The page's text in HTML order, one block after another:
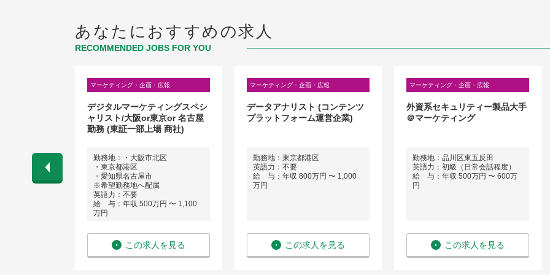
あなたにおすすめの求人
RECOMMENDED JOBS FOR YOU
マーケティング・企画・広報
デジタルマーケティングスペシ
ャリスト/大阪or東京or 名古屋
勤務 (東証一部上場 商社)
勤務地：・大阪市北区
・東京都港区
・愛知県名古屋市
※希望勤務地へ配属
英語力：不要
給 与：年収 500万円 〜 1,100
万円
この求人を見る
マーケティング・企画・広報
データアナリスト (コンテンツ
プラットフォーム運営企業)
勤務地：東京都港区
英語力：不要
給 与：年収 800万円 〜 1,000
万円
この求人を見る
マーケティング・企画・広報
外資系セキュリティー製品大手
＠マーケティング
勤務地：品川区東五反田
英語力：初級（日常会話程度）
給 与：年収 500万円 〜 600万
円
この求人を見る